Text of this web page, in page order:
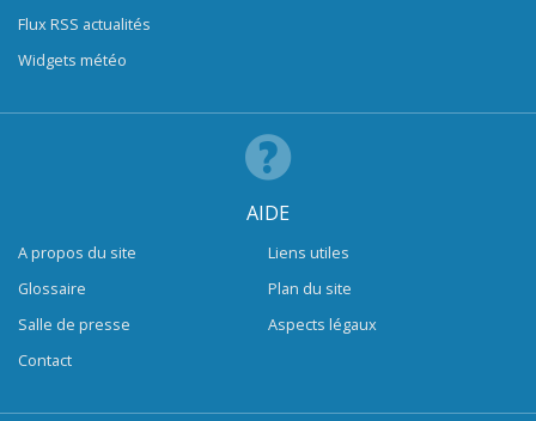
Flux RSS actualités
Widgets météo
AIDE
A propos du site
Glossaire
Salle de presse
Contact
Liens utiles
Plan du site
Aspects légaux